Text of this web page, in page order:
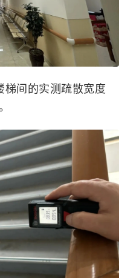
梯间的实测疏散宽度